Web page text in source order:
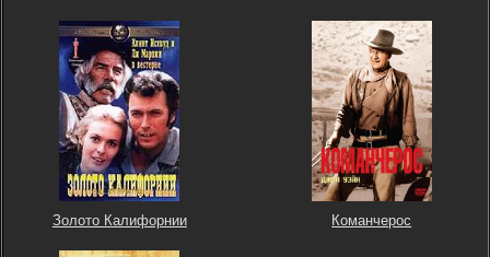
Золото Калифорнии Команчерос